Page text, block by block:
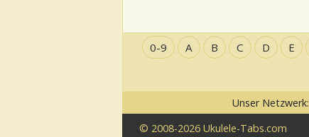
0-9 A B C D E
Unser Netzwerk:
© 2008-2026 Ukulele-Tabs.com